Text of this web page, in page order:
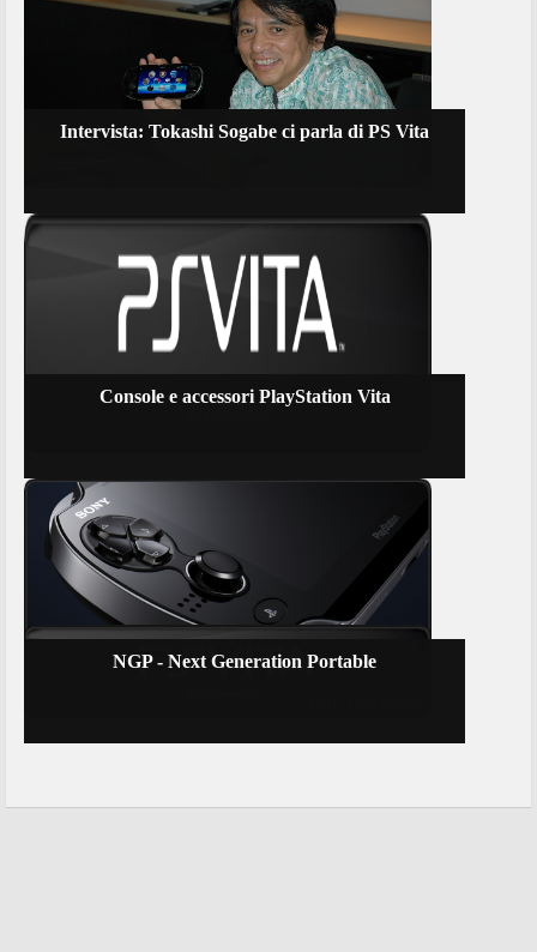
Intervista: Tokashi Sogabe ci parla di PS Vita
Console e accessori PlayStation Vita
NGP - Next Generation Portable